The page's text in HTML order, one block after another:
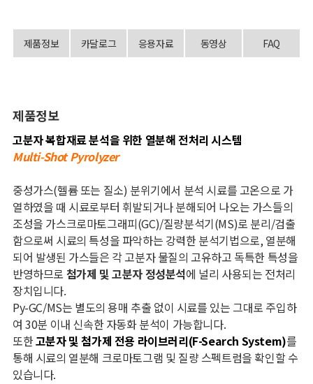
제품정보 카달로그 응용자료 동영상 FAQ
제품정보
고분자 복합재료 분석을 위한 열분해 전처리 시스템
Multi-Shot Pyrolyzer
중성가스(헬륨 또는 질소) 분위기에서 분석 시료를 고온으로 가
열하였을 때 시료로부터 휘발되거나 분해되어 나오는 가스들의
조성을 가스크로마토그래피(GC)/질량분석기(MS)로 분리/검출
함으로써 시료의 특성을 파악하는 강력한 분석기법으로, 열분해
되어 발생된 가스들은 각 고분자 물질의 고유하고 독특한 특성을
반영하므로 첨가제 및 고분자 정성분석에 널리 사용되는 전처리
장치입니다.
Py-GC/MS는 별도의 용매 추출 없이 시료를 있는 그대로 주입하
여30분 이내 신속한 자동화 분석이 가능합니다.
또한고분자 및 첨가제 전용 라이브러리(F-Search System)를
통해 시료의 열분해 크로마토그램 및 질량 스펙트럼을 확인할 수
있습니다.